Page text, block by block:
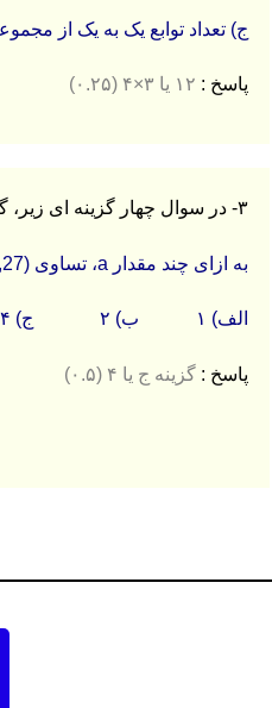
ج) تعداد توابع یک به یک از مجموعه ای ۲ عضوی به مجموعه ای ۴ عضوی برابر
پاسخ : ۱۲ یا ۳×۴ (۰.۲۵)
۳- در سوال چهار گزینه ای زیر، گزینه صحیح را انتخاب کنید: (۰.۵ نمره)
به ازای چند مقدار a، تساوی a= (2a,27) برقرار است.
الف) ۱ ب) ۲ ج) ۴ د) ۸
پاسخ : گزینه ج یا ۴ (۰.۵)